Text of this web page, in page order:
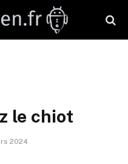
le chiot
2024